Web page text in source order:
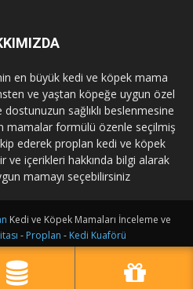
en büyük kedi ve köpek mama
ve yaştan köpeğe uygun özel
sağlıklı beslenmesine
mamalar formülü özenle seçilmiş
ederek proplan kedi ve köpek
ve içerikleri hakkında bilgi alarak
mamayı seçebilirsiniz
Kedi ve Köpek Mamaları İnceleme ve
- Proplan - Kedi Kuaförü